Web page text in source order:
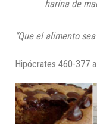
harina de
“Que el alimento
Hipócrates 460-377